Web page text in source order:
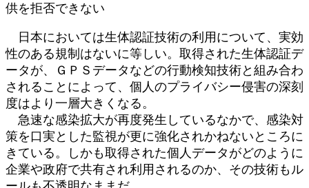
供を拒否できない
日本においては生体認証技術の利用について、実効
性のある規制はないに等しい。取得された生体認証デ
ータが、ＧＰＳデータなどの行動検知技術と組み合わ
されることによって、個人のプライバシー侵害の深刻
度はより一層大きくなる。
急速な感染拡大が再度発生しているなかで、感染対
策を口実とした監視が更に強化されかねないところに
きている。しかも取得された個人データがどのように
企業や政府で共有され利用されるのか、その技術もル